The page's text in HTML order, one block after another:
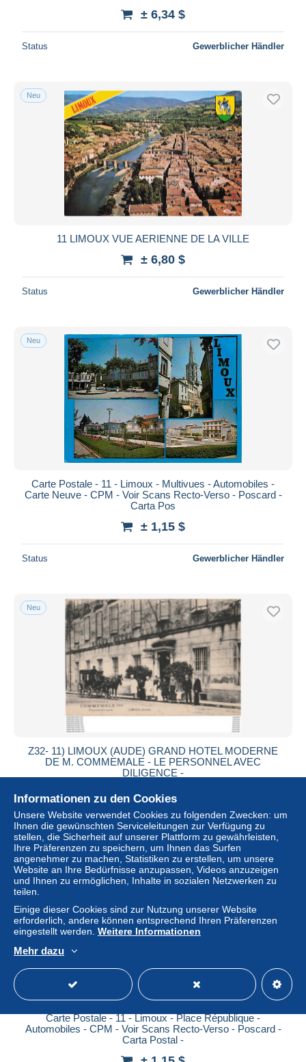
± 6,34 $
Status Gewerblicher Händler
Neu
11 LIMOUX VUE AERIENNE DE LA VILLE
± 6,80 $
Status Gewerblicher Händler
Neu
Carte Postale - 11 - Limoux - Multivues - Automobiles -
Carte Neuve - CPM - Voir Scans Recto-Verso - Poscard -
Carta Pos
± 1,15 $
Status Gewerblicher Händler
Neu
Z32- 11) LIMOUX (AUDE) GRAND HOTEL MODERNE
DE M. COMMEMALE - LE PERSONNEL AVEC
DILIGENCE -
± 11,52 $
Status Gewerblicher Händler
Neu
Carte Postale - 11 - Limoux - Place République -
Automobiles - CPM - Voir Scans Recto-Verso - Poscard -
Carta Postal -
Informationen zu den Cookies
Unsere Website verwendet Cookies zu folgenden Zwecken: um
Ihnen die gewünschten Serviceleitungen zur Verfügung zu
stellen, die Sicherheit auf unserer Plattform zu gewährleisten,
Ihre Präferenzen zu speichern, um Ihnen das Surfen
angenehmer zu machen, Statistiken zu erstellen, um unsere
Website an Ihre Bedürfnisse anzupassen, Videos anzuzeigen
und Ihnen zu ermöglichen, Inhalte in sozialen Netzwerken zu
teilen.
Einige dieser Cookies sind zur Nutzung unserer Website
erforderlich, andere können entsprechend Ihren Präferenzen
eingestellt werden. Weitere Informationen
Mehr dazu